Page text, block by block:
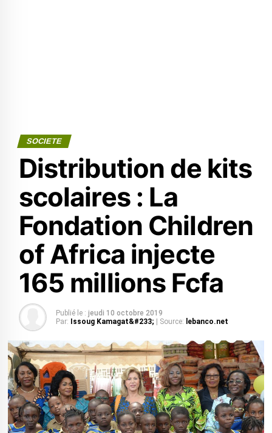
SOCIETE
Distribution de kits
scolaires : La
Fondation Children
of Africa injecte
165 millions Fcfa
Publié le : jeudi 10 octobre 2019
Par:
Issoug Kamagat&#233; | Source: lebanco.net